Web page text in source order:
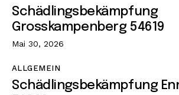
Schädlingsbekämpfung
Grosskampenberg 54619
Mai 30, 2026
ALLGEMEIN
Schädlingsbekämpfung